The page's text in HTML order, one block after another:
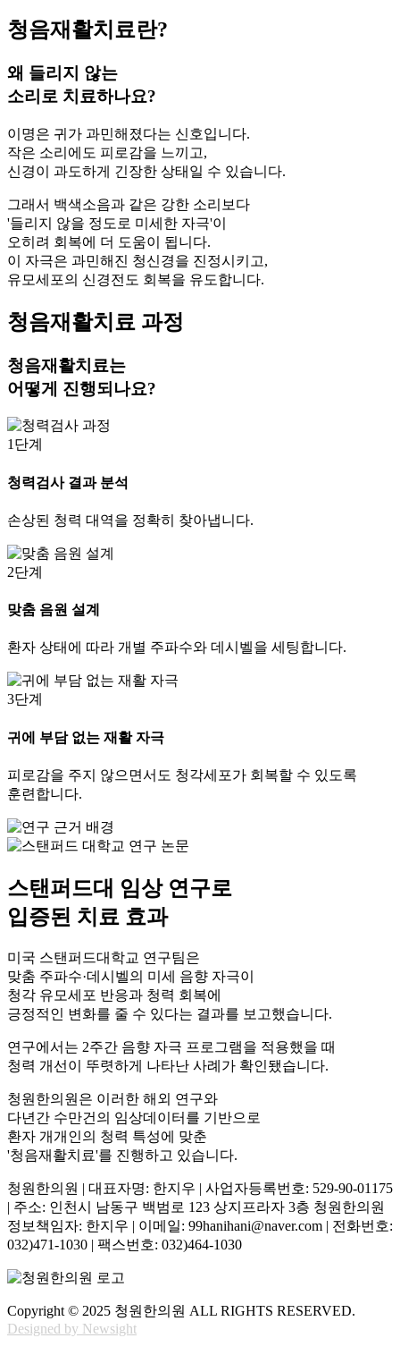
청음재활치료란?
왜 들리지 않는
소리로 치료하나요?
이명은 귀가 과민해졌다는 신호입니다.
작은 소리에도 피로감을 느끼고,
신경이 과도하게 긴장한 상태일 수 있습니다.
그래서 백색소음과 같은 강한 소리보다
'들리지 않을 정도로 미세한 자극'이
오히려 회복에 더 도움이 됩니다.
이 자극은 과민해진 청신경을 진정시키고,
유모세포의 신경전도 회복을 유도합니다.
청음재활치료 과정
청음재활치료는
어떻게 진행되나요?
1단계
청력검사 결과 분석
손상된 청력 대역을 정확히 찾아냅니다.
2단계
맞춤 음원 설계
환자 상태에 따라 개별 주파수와 데시벨을 세팅합니다.
3단계
귀에 부담 없는 재활 자극
피로감을 주지 않으면서도 청각세포가 회복할 수 있도록
훈련합니다.
스탠퍼드대 임상 연구로
입증된 치료 효과
미국 스탠퍼드대학교 연구팀은
맞춤 주파수·데시벨의 미세 음향 자극이
청각 유모세포 반응과 청력 회복에
긍정적인 변화를 줄 수 있다는 결과를 보고했습니다.
연구에서는 2주간 음향 자극 프로그램을 적용했을 때
청력 개선이 뚜렷하게 나타난 사례가 확인됐습니다.
청원한의원은 이러한 해외 연구와
다년간 수만건의 임상데이터를 기반으로
환자 개개인의 청력 특성에 맞춘
'청음재활치료'를 진행하고 있습니다.
청원한의원 | 대표자명: 한지우 | 사업자등록번호: 529-90-01175
| 주소: 인천시 남동구 백범로 123 상지프라자 3층 청원한의원
정보책임자: 한지우 | 이메일: 99hanihani@naver.com | 전화번호:
032)471-1030 | 팩스번호: 032)464-1030
Copyright © 2025 청원한의원 ALL RIGHTS RESERVED.
Designed by Newsight